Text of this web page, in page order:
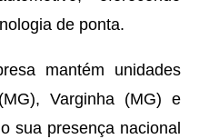
de ponta.
mantém unidades
Varginha (MG) e
sua presença nacional